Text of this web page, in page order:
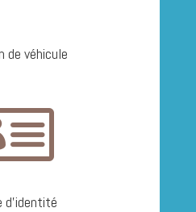
de véhicule
d'identité